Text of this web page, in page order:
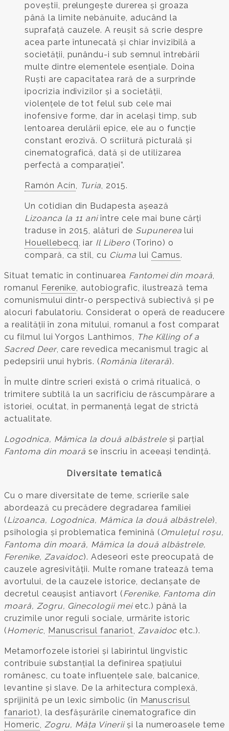
poveștii, prelungește durerea și groaza
până la limite nebănuite, aducând la
suprafață cauzele. A reușit să scrie despre
acea parte întunecată și chiar invizibilă a
societății, punându-i sub semnul întrebării
multe dintre elementele esențiale. Doina
Ruști are capacitatea rară de a surprinde
ipocrizia indivizilor și a societății,
violențele de tot felul sub cele mai
inofensive forme, dar în același timp, sub
lentoarea derulării epice, ele au o funcție
constant erozivă. O scriitură picturală și
cinematografică, dată și de utilizarea
perfectă a comparației”.
Ramón Acín, Turia, 2015.
Un cotidian din Budapesta așează
Lizoanca la 11 aniîntre cele mai bune cărți
traduse în 2015, alături de Supunerea lui
Houellebecq, iar Il Libero (Torino) o
compară, ca stil, cu Ciuma lui Camus.
S​ituat tematic în continuarea Fantomei din moară,
romanul Ferenike, autobiografic, ilustrează tema
comunismului dintr-o perspectivă subiectivă și pe
alocuri fabulatoriu. Considerat o operă de readucere
a realității în zona mitului, romanul a fost comparat
cu filmul lui Yorgos Lanthimos, The Killing of a
Sacred Deer, care revedica mecanismul tragic al
pedepsirii unui hybris. (România literară).
În multe dintre scrieri există o crimă ritualică, o
trimitere subtilă la un sacrificiu de răscumpărare a
istoriei, ocultat, în permanență legat de strictă
actualitate.
Logodnica, Mămica la două albăstreleși parțial
Fantoma din moară se înscriu în aceeași tendință.
Diversitate tematică
Cu o mare diversitate de teme, scrierile sale
abordează cu precădere degradarea familiei
(Lizoanca, Logodnica, Mămica la două albăstrele),
psihologia și problematica feminină ( Omulețul roșu,
Fantoma din moară, Mămica la două albăstrele,
Ferenike, Zavaidoc). Adeseori este preocupată de
cauzele agresivității. Multe romane tratează tema
avortului, de la cauzele istorice, declanșate de
decretul ceaușist antiavort (Ferenike, Fantoma din
moară, Zogru, Ginecologii meietc.) până la
cruzimile unor reguli sociale, urmărite istoric
(Homeric, Manuscrisul fanariot Zavaidoc etc.).
Metamorfozele istoriei și labirintul lingvistic
contribuie substanțial la definirea spațiului
românesc, cu toate influențele sale, balcanice,
levantine și slave. De la arhitectura complexă,
sprijinită pe un lexic simbolic (în Manuscrisul
fanariot), la desfășurările cinematografice din
Homeric Zogru, Mâța Vineriiși la numeroasele teme